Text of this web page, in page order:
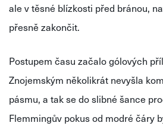
ale v těsné blízkosti před bránou,
přesně zakončit.
Postupem času začalo gólových
Znojemským několikrát nevyšla
pásmu, a tak se do slibné šance
Flemmingův pokus od modré čáry